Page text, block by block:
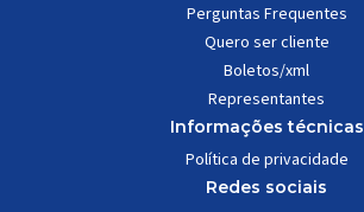
Perguntas Frequentes
Quero ser cliente
Boletos/xml
Representantes
Informações técnicas
Política de privacidade
Redes sociais